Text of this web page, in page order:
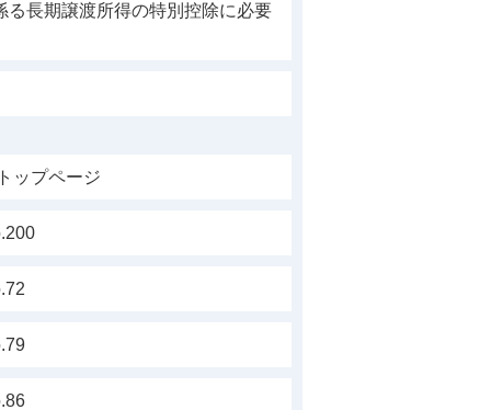
る長期譲渡所得の特別控除に必要
ップページ